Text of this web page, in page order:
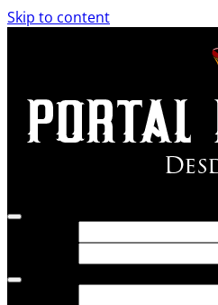
Skip to content